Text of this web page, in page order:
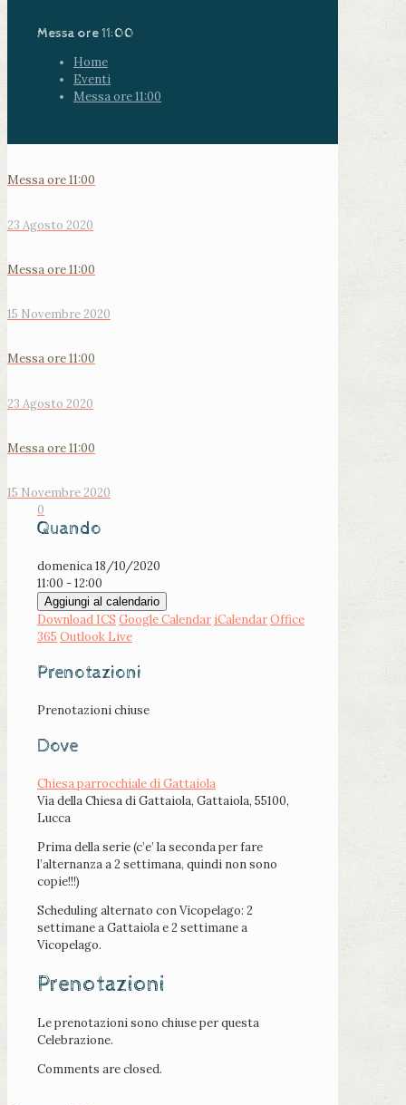
Messa ore 11:00
Home
Eventi
Messa ore 11:00
Messa ore 11:00
23 Agosto 2020
Messa ore 11:00
15 Novembre 2020
Messa ore 11:00
23 Agosto 2020
Messa ore 11:00
15 Novembre 2020
0
Quando
domenica 18/10/2020
11:00 - 12:00
Aggiungi al calendario
Download ICS Google Calendar iCalendarOffice
365 Outlook Live
Prenotazioni
Prenotazioni chiuse
Dove
Chiesa parrocchiale di Gattaiola
Via della Chiesa di Gattaiola, Gattaiola, 55100,
Lucca
Prima della serie (c’e’ la seconda per fare
l’alternanza a 2 settimana, quindi non sono
copie!!!)
Scheduling alternato con Vicopelago: 2
settimane a Gattaiola e 2 settimane a
Vicopelago.
Prenotazioni
Le prenotazioni sono chiuse per questa
Celebrazione.
Comments are closed.